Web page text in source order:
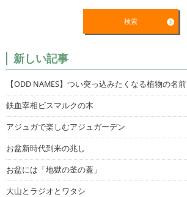
新しい記事
【ODD NAMES】つい突っ込みたくなる植物の名前
鉄血宰相ビスマルクの木
アジュガで楽しむアジュガーデン
お盆新時代到来の兆し
お盆には「地獄の釜の蓋」
大山とラジオとワタシ